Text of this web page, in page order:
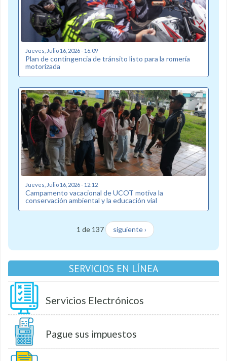
Jueves, Julio 16, 2026 - 16:09
Plan de contingencia de tránsito listo para la romería
motorizada
Jueves, Julio 16, 2026 - 12:12
Campamento vacacional de UCOT motiva la
conservación ambiental y la educación vial
1 de 137 siguiente ›
SERVICIOS EN LÍNEA
Servicios Electrónicos
Pague sus impuestos